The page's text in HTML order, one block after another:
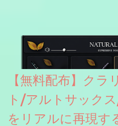
ソースを元に設計・改良した製品
【無料配布】ク
ト/アルトサック
をリアルに再現す